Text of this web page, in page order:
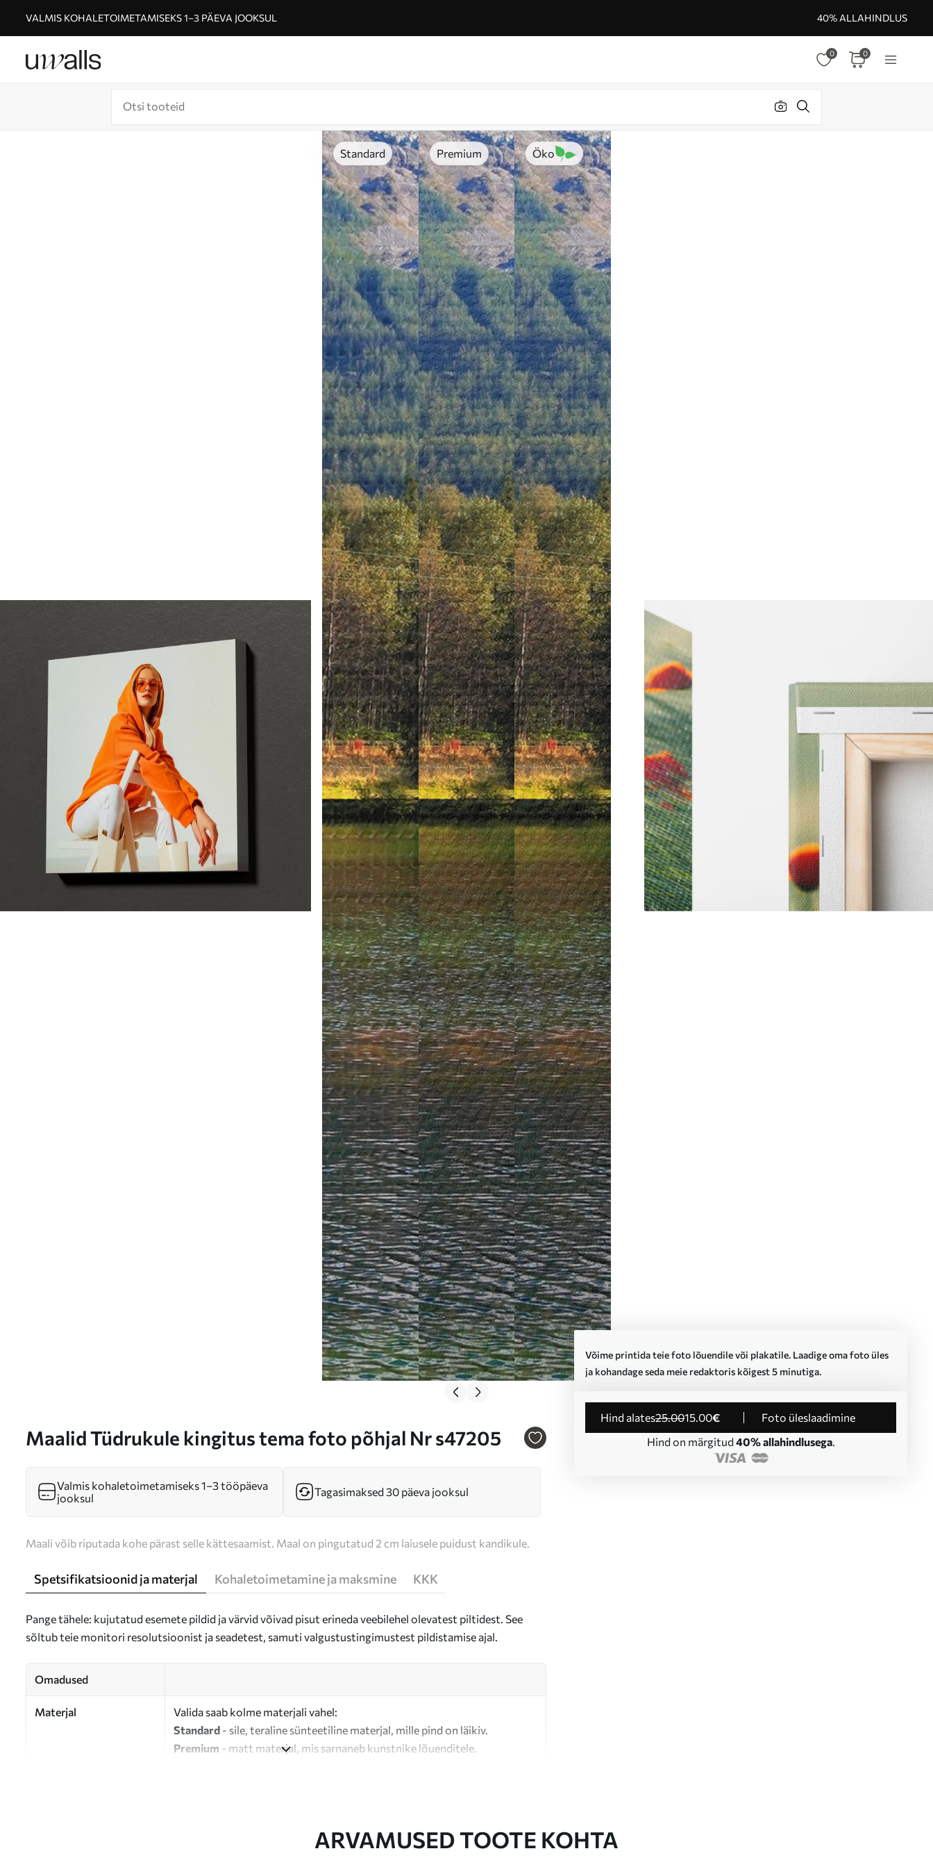
VALMIS KOHALETOIMETAMISEKS 1–3 PÄEVA JOOKSUL 40% ALLAHINDLUS
0 0
Standard Premium Öko
Maalid Tüdrukule kingitus tema foto põhjal Nr s47205
Võime printida teie foto lõuendile või plakatile. Laadige oma foto üles
ja kohandage seda meie redaktoris kõigest 5 minutiga.
Hind alates25.0015.00€
Foto üleslaadimine
Hind on märgitud 40% allahindlusega.
Valmis kohaletoimetamiseks 1–3 tööpäeva
jooksul
Tagasimaksed 30 päeva jooksul
Maali võib riputada kohe pärast selle kättesaamist. Maal on pingutatud 2 cm laiusele puidust kandikule.
Spetsifikatsioonid ja materjal Kohaletoimetamine ja maksmine KKK
Pange tähele: kujutatud esemete pildid ja värvid võivad pisut erineda veebilehel olevatest piltidest. See
sõltub teie monitori resolutsioonist ja seadetest, samuti valgustustingimustest pildistamise ajal.
Omadused
Materjal
Valida saab kolme materjali vahel:
Standard - sile, teraline sünteetiline materjal, mille pind on läikiv.
Premium - matt materjal, mis sarnaneb kunstnike lõuenditele.
ARVAMUSED TOOTE KOHTA